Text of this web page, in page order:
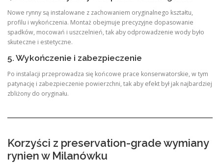
Nowe rynny są instalowane z zachowaniem oryginalnego kształtu,
profilu i wykończenia. Montaż obejmuje precyzyjne dopasowanie
spadków, mocowań i uszczelnień, tak aby odprowadzenie wody było
skuteczne i estetyczne.
5. Wykończenie i zabezpieczenie
Po instalacji przeprowadza się końcowe prace konserwatorskie, w tym
patynację i zabezpieczenie powierzchni, tak aby efekt był jak najbardziej
zbliżony do oryginału.
Korzyści z preservation-grade wymiany
rynien w Milanówku